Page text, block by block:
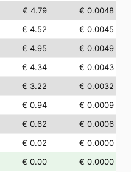
€ 4.79
€ 0.0048
€ 4.52
€ 0.0045
€ 4.95
€ 0.0049
€ 4.34
€ 0.0043
€ 3.22
€ 0.0032
€ 0.94
€ 0.0009
€ 0.62
€ 0.0006
€ 0.02
€ 0.0000
€ 0.00
€ 0.0000